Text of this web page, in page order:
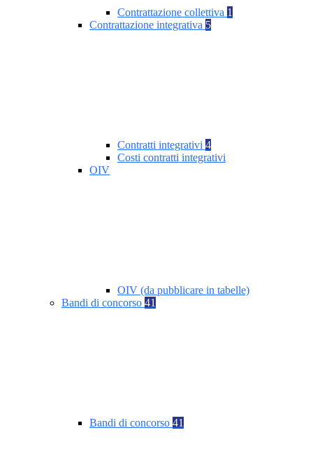
Contrattazione collettiva 1
Contrattazione integrativa 5
Contratti integrativi 4
Costi contratti integrativi
OIV
OIV (da pubblicare in tabelle)
Bandi di concorso 41
Bandi di concorso 41